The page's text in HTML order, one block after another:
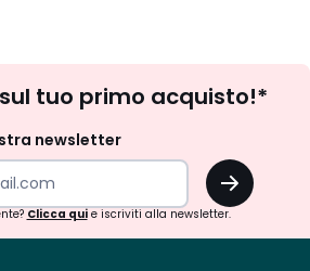
newsletter
sul tuo primo acquisto!*
newsletter
OK
Clicca quie iscriviti alla newsletter.